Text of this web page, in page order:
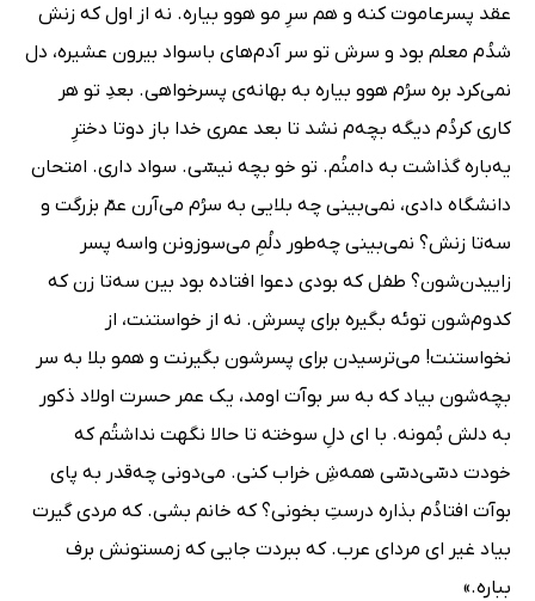
عقد پسرعاموت کنه و هم سرِ مو هوو بیاره. نه از اول که زنش
شدُم معلم بود و سرش تو سر آدم‌های باسواد بیرون عشیره، دل
نمی‌کرد بره سرُم هوو بیاره به بهانه‌ی پسرخواهی. بعدِ تو هر
کاری کردُم دیگه بچه‌م نشد تا بعد عمری خدا باز دوتا دخترِ
یه‌باره گذاشت به دامنُم. تو خو بچه نیسّی. سواد داری. امتحان
دانشگاه دادی، نمی‌بینی چه بلایی به سرُم می‌آرن عمّ بزرگت و
سه‌تا زنش؟ نمی‌بینی چه‌طور دلُمِ می‌سوزونن واسه پسر
زاییدن‌شون؟ طفل که بودی دعوا افتاده بود بین سه‌تا زن که
کدوم‌شون توئه بگیره برای پسرش. نه از خواستنت، از
نخواستنت! می‌ترسیدن برای پسرشون بگیرنت و همو بلا به سر
بچه‌شون بیاد که به سر بوآت اومد، یک عمر حسرت اولاد ذکور
به دلش بُمونه. با ای دلِ سوخته تا حالا نگهت نداشتُم که
خودت دسّی‌دسّی همه‌شِ خراب کنی. می‌دونی چه‌قدر به پای
بوآت افتادُم بذاره درستِ بخونی؟ که خانم بشی. که مردی گیرت
بیاد غیر ای مردای عرب. که ببردت جایی که زمستونش برف
بباره.»